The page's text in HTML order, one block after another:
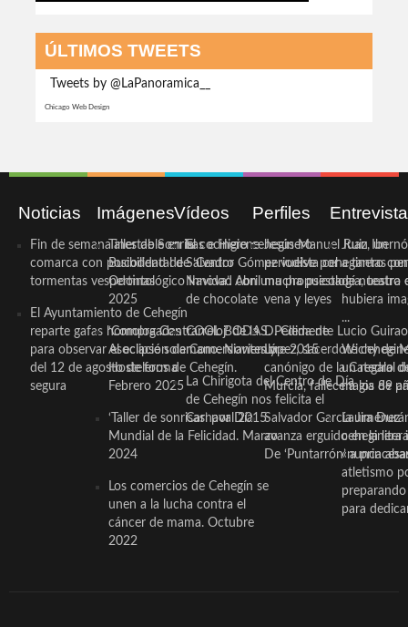
ÚLTIMOS TWEETS
Tweets by @LaPanoramica__
Chicago Web Design
Noticias
Fin de semana inestable en la
comarca con posibilidad de
tormentas vespertinas
El Ayuntamiento de Cehegín
reparte gafas homologadas
para observar el eclipse solar
del 12 de agosto de forma
segura
Imágenes
Taller de Sonrisas e Higiene
Bucodental de ‘Centro
Odontológico Innova’. Abril
2025
‘Compra Contrarreloj’ de la
Asociación de Comerciantes y
Hosteleros de Cehegín.
Febrero 2025
‘Taller de sonrisas’ por Día
Mundial de la Felicidad. Marzo
2024
Los comercios de Cehegín se
unen a la lucha contra el
cáncer de mama. Octubre
2022
Vídeos
El cocinero ceheginero
Salvador Gómez vuelve por
Navidad con una propuesta
de chocolate
COOL BODAS. Pedida de
mano. Noviembre 2015
La Chirigota del Centro de Día
de Cehegín nos felicita el
Carnaval 2015
Perfiles
Jesús Manuel Ruiz, un
periodista ceheginero con
mucha psicología, teatro
vena y leyes
D. Clemente Lucio Guirao
López, sacerdote
canónigo de la Catedral
Murcia, fallece a los 89
Salvador García Jiménez
avanza erguido en la
De ‘Puntarrón’ a
Juan
a tantas
de nuestra
hubiera
...
Wichy de
un regalo
magia de
Laura
ceheginera
«nunca
atletismo
para